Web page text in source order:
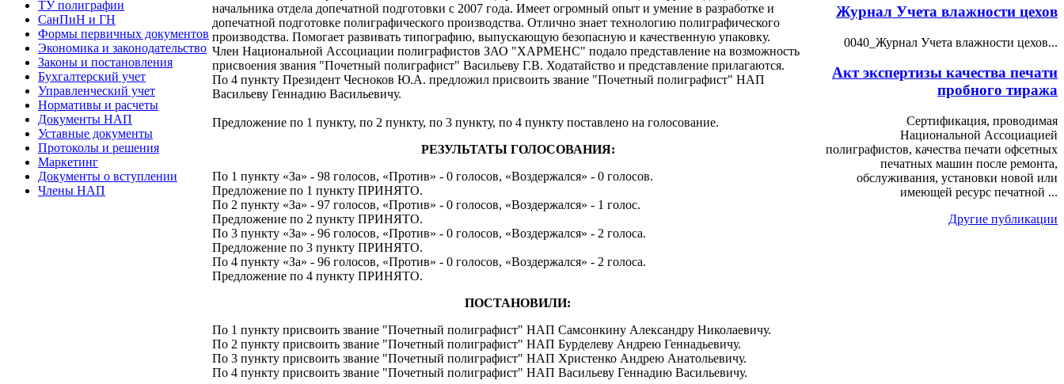
ТУ полиграфии
СанПиН и ГН
Формы первичных документов
Экономика и законодательство
Законы и постановления
Бухгалтерский учет
Управленческий учет
Нормативы и расчеты
Документы НАП
Уставные документы
Протоколы и решения
Маркетинг
Документы о вступлении
Члены НАП
начальника отдела допечатной подготовки с 2007 года. Имеет огромный опыт и умение в разработке и
допечатной подготовке полиграфического производства. Отлично знает технологию полиграфического
производства. Помогает развивать типографию, выпускающую безопасную и качественную упаковку.
Член Национальной Ассоциации полиграфистов ЗАО "ХАРМЕНС" подало представление на возможность
присвоения звания "Почетный полиграфист" Васильеву Г.В. Ходатайство и представление прилагаются.
По 4 пункту Президент Чесноков Ю.А. предложил присвоить звание "Почетный полиграфист" НАП
Васильеву Геннадию Васильевичу.
Предложение по 1 пункту, по 2 пункту, по 3 пункту, по 4 пункту поставлено на голосование.
РЕЗУЛЬТАТЫ ГОЛОСОВАНИЯ:
По 1 пункту «За» - 98 голосов, «Против» - 0 голосов, «Воздержался» - 0 голосов.
Предложение по 1 пункту ПРИНЯТО.
По 2 пункту «За» - 97 голосов, «Против» - 0 голосов, «Воздержался» - 1 голос.
Предложение по 2 пункту ПРИНЯТО.
По 3 пункту «За» - 96 голосов, «Против» - 0 голосов, «Воздержался» - 2 голоса.
Предложение по 3 пункту ПРИНЯТО.
По 4 пункту «За» - 96 голосов, «Против» - 0 голосов, «Воздержался» - 2 голоса.
Предложение по 4 пункту ПРИНЯТО.
ПОСТАНОВИЛИ:
По 1 пункту присвоить звание "Почетный полиграфист" НАП Самсонкину Александру Николаевичу.
По 2 пункту присвоить звание "Почетный полиграфист" НАП Бурделеву Андрею Геннадьевичу.
По 3 пункту присвоить звание "Почетный полиграфист" НАП Христенко Андрею Анатольевичу.
По 4 пункту присвоить звание "Почетный полиграфист" НАП Васильеву Геннадию Васильевичу.
Журнал Учета влажности цехов
0040_Журнал Учета влажности цехов...
Акт экспертизы качества печати
пробного тиража
Сертификация, проводимая
Национальной Ассоциацией
полиграфистов, качества печати офсетных
печатных машин после ремонта,
обслуживания, установки новой или
имеющей ресурс печатной ...
Другие публикации